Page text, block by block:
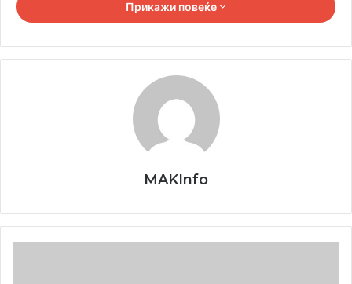
претседателство, со кое што претседаваше Благоје
сите 23 члена на Националниот совет, кои во Советот
влегоја од листата на Борче Величковски.
Прикажи повеќе
MAKInfo